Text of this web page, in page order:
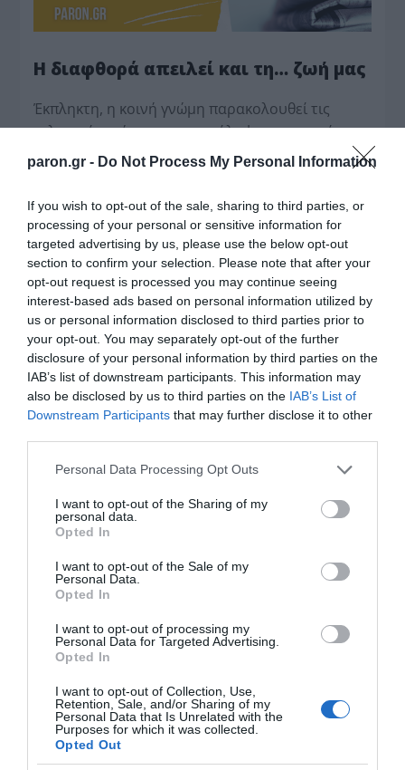
paron.gr - Do Not Process My Personal Information
If you wish to opt-out of the sale, sharing to third parties, or
processing of your personal or sensitive information for
targeted advertising by us, please use the below opt-out
section to confirm your selection. Please note that after your
opt-out request is processed you may continue seeing
interest-based ads based on personal information utilized by
us or personal information disclosed to third parties prior to
your opt-out. You may separately opt-out of the further
disclosure of your personal information by third parties on the
IAB’s list of downstream participants. This information may
also be disclosed by us to third parties on the IAB’s List of
Downstream Participants that may further disclose it to other
Please note that this website/app uses one or more Google
not limited to your visit or usage behaviour. You may click to
grant or deny consent to Google and its third-party tags to
use your data for below specified purposes in below Google
consent section.
Personal Data Processing Opt Outs
I want to opt-out of the Sharing of my
personal data.
Opted In
I want to opt-out of the Sale of my
Personal Data.
Opted In
I want to opt-out of processing my
Personal Data for Targeted Advertising.
Opted In
I want to opt-out of Collection, Use,
Retention, Sale, and/or Sharing of my
Personal Data that Is Unrelated with the
Purposes for which it was collected.
Opted Out
Η διαφθορά απειλεί και τη… ζωή μας
Έκπληκτη, η κοινή γνώμη παρακολουθεί τις
τελευταίες μέρες την αποκάλυψη της κο­μπίνας
με τα…
VIDCASTS
ΕΠΟΜΕΝΟ ΜΙΑ ΚΑΥΤΗ ΠΑΤΑΤΑ»
Ο κυβερνητικός εκπρόσωπος,